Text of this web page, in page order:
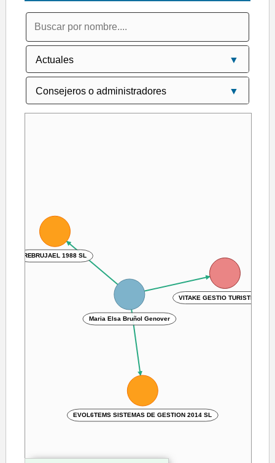
VITAKE GESTIO TURISTICA SL
Maria Elsa Bruñol Genover
REBRUJAEL 1988 SL
EVOL6TEMS SISTEMAS DE GESTION 2014 SL